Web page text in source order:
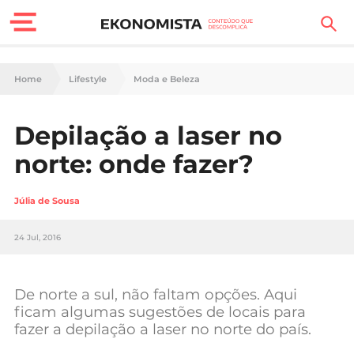
Finanças Pessoais
Carreira
Tecnologia
Negócios
Home Lifestyle Moda e Beleza
Depilação a laser no
norte: onde fazer?
Júlia de Sousa
24 Jul, 2016
De norte a sul, não faltam opções. Aqui
ficam algumas sugestões de locais para
fazer a depilação a laser no norte do país.